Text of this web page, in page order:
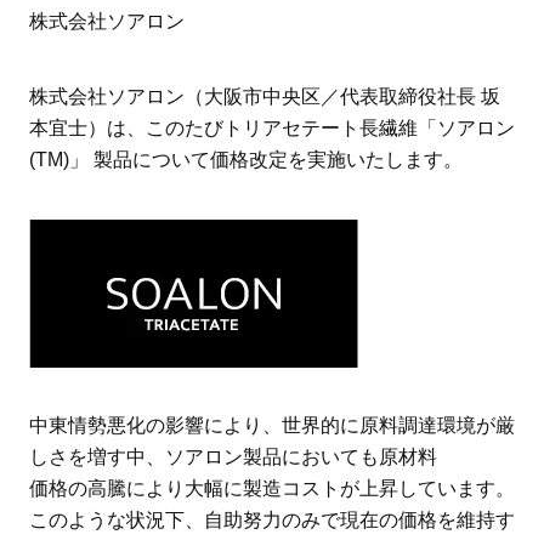
株式会社ソアロン
株式会社ソアロン（大阪市中央区／代表取締役社長 坂
本宜士）は、このたびトリアセテート長繊維「ソアロン
(TM)」 製品について価格改定を実施いたします。
中東情勢悪化の影響により、世界的に原料調達環境が厳
しさを増す中、ソアロン製品においても原材料
価格の高騰により大幅に製造コストが上昇しています。
このような状況下、自助努力のみで現在の価格を維持す